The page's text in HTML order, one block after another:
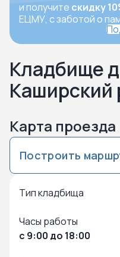
и получите скидку
ЕЦМУ, с заботой о
Кладбище
Каширский
Карта проезда
Построить
Тип кладбища
Часы работы
с 9:00 до 18:00
Нажмите
Чтобы закрыть карту –